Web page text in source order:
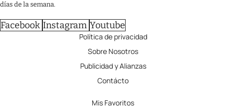
días de la semana.
Facebook Instagram Youtube
Política de privacidad
Sobre Nosotros
Publicidad y Alianzas
Contácto
Mis Favoritos